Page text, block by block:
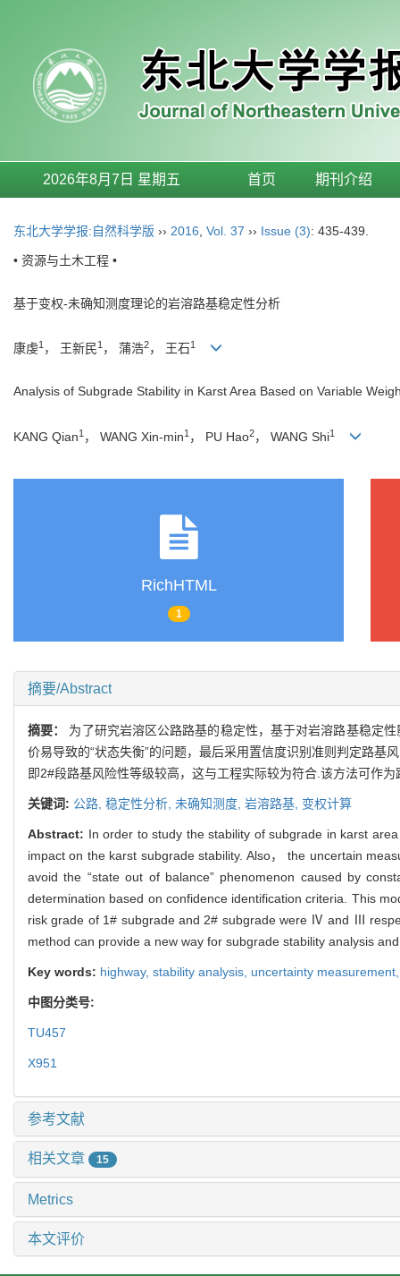
2026年8月7日 星期五 首页 期刊介绍
东北大学学报:自然科学版 ›› 2016 Vol. 37 ›› Issue (3): 435-439.
• 资源与土木工程 •
基于变权-未确知测度理论的岩溶路基稳定性分析
康虔1 ， 王新民1 ， 蒲浩2， 王石1
Analysis of Subgrade Stability in Karst Area Based on Variable
KANG Qian1 ， WANG Xin-min1 ， PU Hao2， WANG Shi1
RichHTML
1
摘要/Abstract
摘要： 为了研究岩溶区公路路基的稳定性，基于对岩溶路基稳定
价易导致的“状态失衡”的问题，最后采用置信度识别准则判定路
即2#段路基风险性等级较高，这与工程实际较为符合.该方法可作
关键词: 公路, 稳定性分析, 未确知测度, 岩溶路基, 变权计算
Abstract: In order to study the stability of subgrade in karst
impact on the karst subgrade stability. Also， the uncertain
avoid the “state out of balance” phenomenon caused by
determination based on confidence identification criteria. This
risk grade of 1# subgrade and 2# subgrade were Ⅳ and Ⅲ
method can provide a new way for subgrade stability analysis
Key words: highway, stability analysis, uncertainty
中图分类号:
TU457
X951
参考文献
相关文章 15
Metrics
本文评价